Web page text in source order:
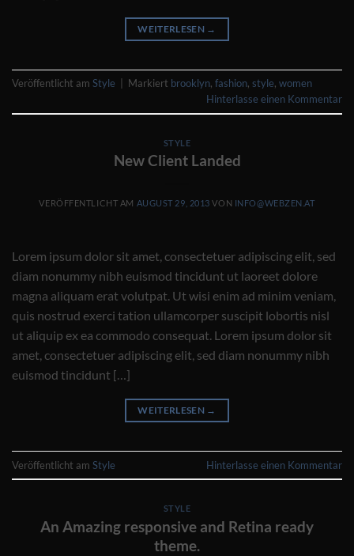
WEITERLESEN →
Veröffentlicht am Style Markiert brooklyn, fashion, style, women
Hinterlasse einen Kommentar
STYLE
New Client Landed
VERÖFFENTLICHT AM AUGUST 29, 2013 VON INFO@WEBZEN.AT
Lorem ipsum dolor sit amet, consectetuer adipiscing elit, sed
diam nonummy nibh euismod tincidunt ut laoreet dolore
magna aliquam erat volutpat. Ut wisi enim ad minim veniam,
quis nostrud exerci tation ullamcorper suscipit lobortis nisl
ut aliquip ex ea commodo consequat. Lorem ipsum dolor sit
amet, consectetuer adipiscing elit, sed diam nonummy nibh
euismod tincidunt […]
WEITERLESEN →
Veröffentlicht am Style Hinterlasse einen Kommentar
STYLE
An Amazing responsive and Retina ready
theme.